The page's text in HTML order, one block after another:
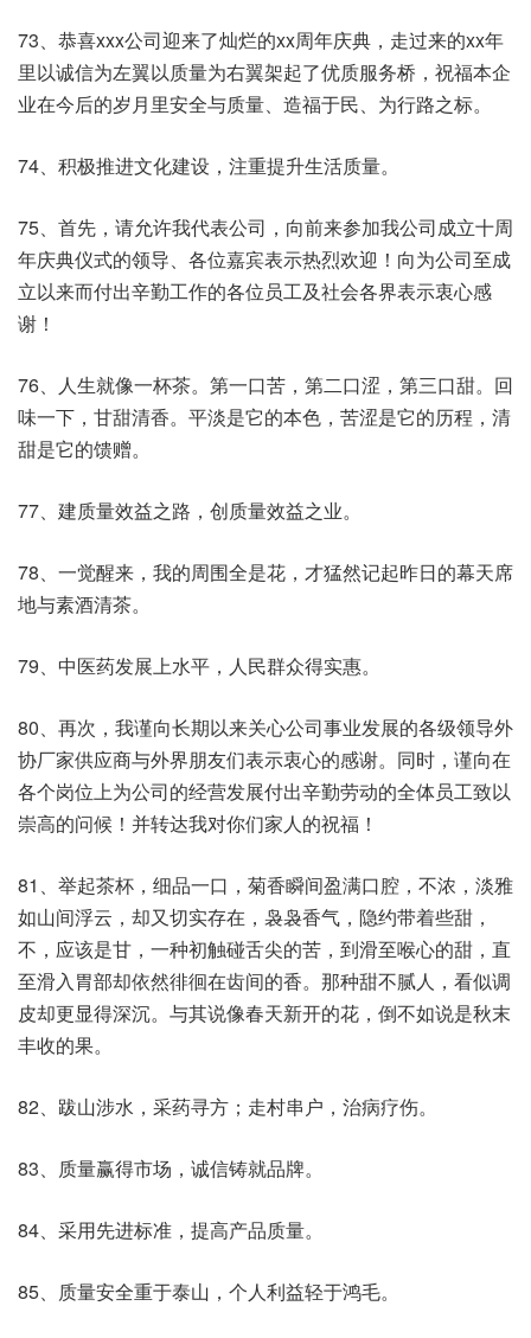
73、恭喜xxx公司迎来了灿烂的xx周年庆典，走过来的xx年
里以诚信为左翼以质量为右翼架起了优质服务桥，祝福本企
业在今后的岁月里安全与质量、造福于民、为行路之标。
74、积极推进文化建设，注重提升生活质量。
75、首先，请允许我代表公司，向前来参加我公司成立十周
年庆典仪式的领导、各位嘉宾表示热烈欢迎！向为公司至成
立以来而付出辛勤工作的各位员工及社会各界表示衷心感
谢！
76、人生就像一杯茶。第一口苦，第二口涩，第三口甜。回
味一下，甘甜清香。平淡是它的本色，苦涩是它的历程，清
甜是它的馈赠。
77、建质量效益之路，创质量效益之业。
78、一觉醒来，我的周围全是花，才猛然记起昨日的幕天席
地与素酒清茶。
79、中医药发展上水平，人民群众得实惠。
80、再次，我谨向长期以来关心公司事业发展的各级领导外
协厂家供应商与外界朋友们表示衷心的感谢。同时，谨向在
各个岗位上为公司的经营发展付出辛勤劳动的全体员工致以
崇高的问候！并转达我对你们家人的祝福！
81、举起茶杯，细品一口，菊香瞬间盈满口腔，不浓，淡雅
如山间浮云，却又切实存在，袅袅香气，隐约带着些甜，
不，应该是甘，一种初触碰舌尖的苦，到滑至喉心的甜，直
至滑入胃部却依然徘徊在齿间的香。那种甜不腻人，看似调
皮却更显得深沉。与其说像春天新开的花，倒不如说是秋末
丰收的果。
82、跋山涉水，采药寻方；走村串户，治病疗伤。
83、质量赢得市场，诚信铸就品牌。
84、采用先进标准，提高产品质量。
85、质量安全重于泰山，个人利益轻于鸿毛。